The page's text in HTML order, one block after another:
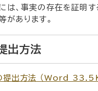
は、事実の存在を証明す
があります。
出方法
提出方法 （Word